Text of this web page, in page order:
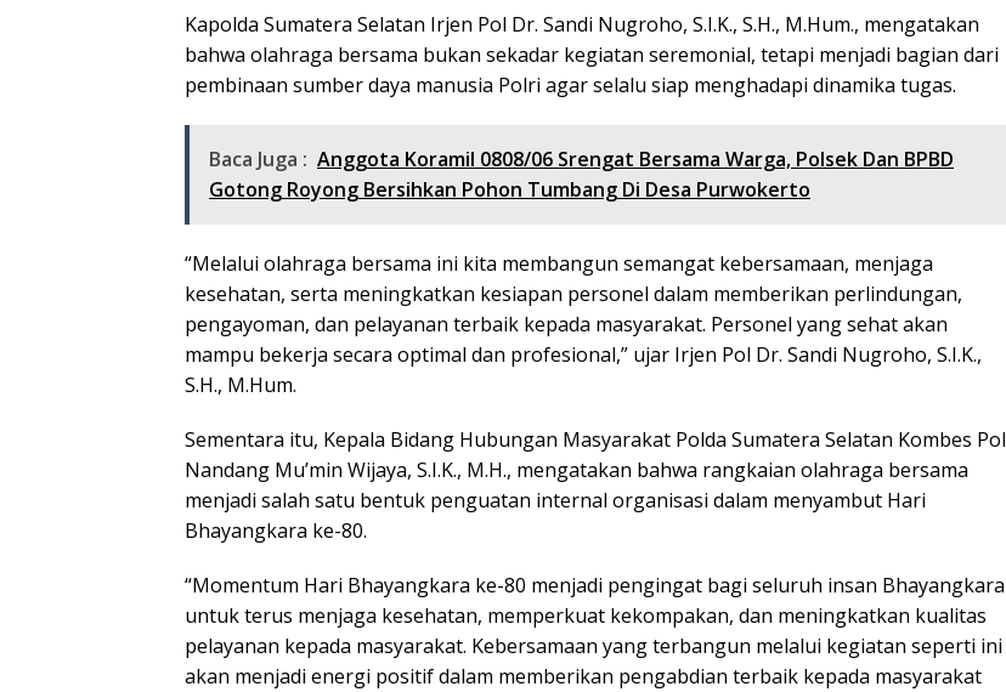
Kapolda Sumatera Selatan Irjen Pol Dr. Sandi Nugroho, S.I.K., S.H., M.Hum., mengatakan
bahwa olahraga bersama bukan sekadar kegiatan seremonial, tetapi menjadi bagian dari
pembinaan sumber daya manusia Polri agar selalu siap menghadapi dinamika tugas.
Baca Juga : Anggota Koramil 0808/06 Srengat Bersama Warga, Polsek Dan BPBD
Gotong Royong Bersihkan Pohon Tumbang Di Desa Purwokerto
“Melalui olahraga bersama ini kita membangun semangat kebersamaan, menjaga
kesehatan, serta meningkatkan kesiapan personel dalam memberikan perlindungan,
pengayoman, dan pelayanan terbaik kepada masyarakat. Personel yang sehat akan
mampu bekerja secara optimal dan profesional,” ujar Irjen Pol Dr. Sandi Nugroho, S.I.K.,
S.H., M.Hum.
Sementara itu, Kepala Bidang Hubungan Masyarakat Polda Sumatera Selatan Kombes Pol
Nandang Mu’min Wijaya, S.I.K., M.H., mengatakan bahwa rangkaian olahraga bersama
menjadi salah satu bentuk penguatan internal organisasi dalam menyambut Hari
Bhayangkara ke-80.
“Momentum Hari Bhayangkara ke-80 menjadi pengingat bagi seluruh insan Bhayangkara
untuk terus menjaga kesehatan, memperkuat kekompakan, dan meningkatkan kualitas
pelayanan kepada masyarakat. Kebersamaan yang terbangun melalui kegiatan seperti ini
akan menjadi energi positif dalam memberikan pengabdian terbaik kepada masyarakat